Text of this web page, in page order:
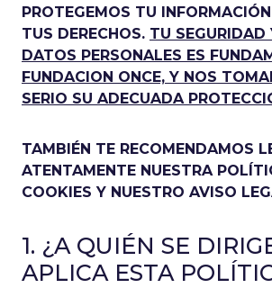
PROTEGEMOS TU
TUS DERECHOS. TU SEGURIDAD
DATOS PERSONALES ES
FUNDACION ONCE, Y NOS
SERIO SU ADECUADA
TAMBIÉN TE RECOMENDAMOS
ATENTAMENTE NUESTRA
COOKIES Y NUESTRO AVISO
1. ¿A QUIÉN SE
APLICA ESTA